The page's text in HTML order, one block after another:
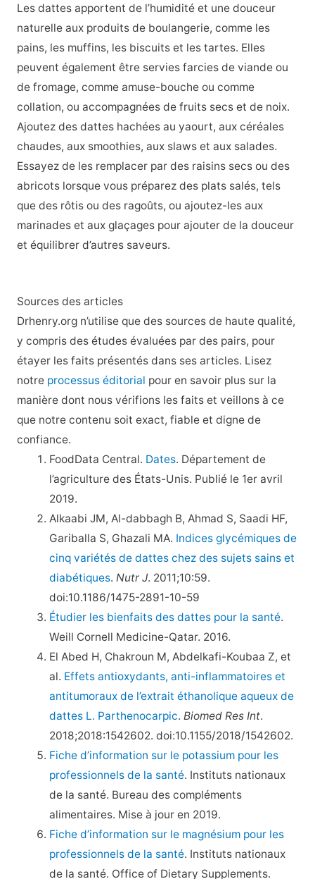
Les dattes apportent de l’humidité et une douceur
naturelle aux produits de boulangerie, comme les
pains, les muffins, les biscuits et les tartes. Elles
peuvent également être servies farcies de viande ou
de fromage, comme amuse-bouche ou comme
collation, ou accompagnées de fruits secs et de noix.
Ajoutez des dattes hachées au yaourt, aux céréales
chaudes, aux smoothies, aux slaws et aux salades.
Essayez de les remplacer par des raisins secs ou des
abricots lorsque vous préparez des plats salés, tels
que des rôtis ou des ragoûts, ou ajoutez-les aux
marinades et aux glaçages pour ajouter de la douceur
et équilibrer d’autres saveurs.
Sources des articles
Drhenry.org n’utilise que des sources de haute qualité,
y compris des études évaluées par des pairs, pour
étayer les faits présentés dans ses articles. Lisez
notre processus éditorial pour en savoir plus sur la
manière dont nous vérifions les faits et veillons à ce
que notre contenu soit exact, fiable et digne de
confiance.
FoodData Central. Dates. Département de
l’agriculture des États-Unis. Publié le 1er avril
2019.
Alkaabi JM, Al-dabbagh B, Ahmad S, Saadi HF,
Gariballa S, Ghazali MA. Indices glycémiques de
cinq variétés de dattes chez des sujets sains et
diabétiques.Nutr J. 2011;10:59.
doi:10.1186/1475-2891-10-59
Étudier les bienfaits des dattes pour la santé.
Weill Cornell Medicine-Qatar. 2016.
El Abed H, Chakroun M, Abdelkafi-Koubaa Z, et
al. Effets antioxydants, anti-inflammatoires et
antitumoraux de l’extrait éthanolique aqueux de
dattes L. Parthenocarpic.Biomed Res Int.
2018;2018:1542602. doi:10.1155/2018/1542602.
Fiche d’information sur le potassium pour les
professionnels de la santé. Instituts nationaux
de la santé. Bureau des compléments
alimentaires. Mise à jour en 2019.
Fiche d’information sur le magnésium pour les
professionnels de la santé. Instituts nationaux
de la santé. Office of Dietary Supplements.